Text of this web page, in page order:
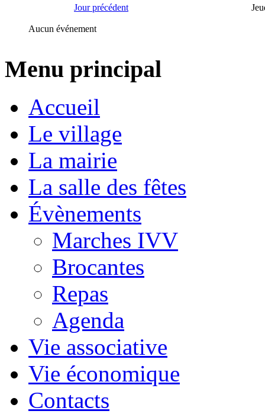
Jour précédent
Aucun événement
Menu principal
Accueil
Le village
La mairie
La salle des fêtes
Évènements
Marches IVV
Brocantes
Repas
Agenda
Vie associative
Vie économique
Contacts